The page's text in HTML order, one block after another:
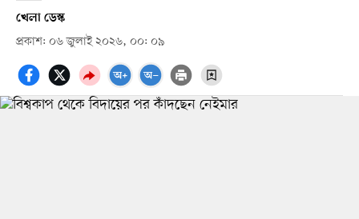
খেলা ডেস্ক
প্রকাশ: ০৬ জুলাই ২০২৬, ০০: ০৯